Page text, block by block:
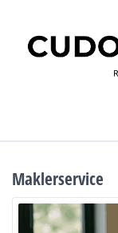
Maklerservice